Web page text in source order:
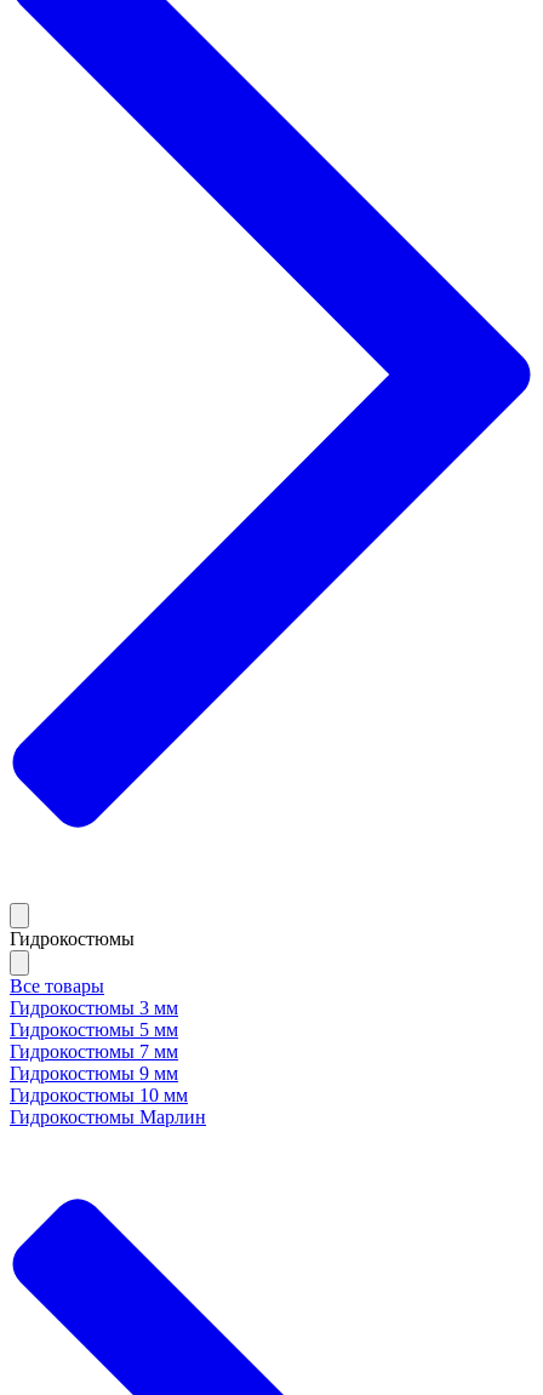
Гидрокостюмы
Все товары
Гидрокостюмы 3 мм
Гидрокостюмы 5 мм
Гидрокостюмы 7 мм
Гидрокостюмы 9 мм
Гидрокостюмы 10 мм
Гидрокостюмы Марлин